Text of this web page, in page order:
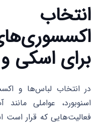
برای اسکی و
در انتخاب لباس‌ها و
اسنوبورد، عواملی
فعالیت‌هایی که قرار است